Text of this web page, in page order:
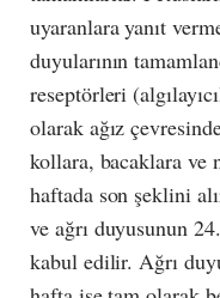
uyaranlara yanıt
duyularının
reseptörleri
olarak ağız
kollara, bacaklara ve
haftada son şeklini
ve ağrı duyusunun
kabul edilir. Ağrı